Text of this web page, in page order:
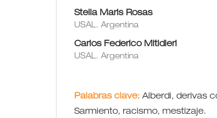
Stella Maris Rosas
USAL. Argentina
Carlos Federico Mitidieri
USAL. Argentina
Palabras clave: Alberdi, derivas
Sarmiento, racismo, mestizaje.